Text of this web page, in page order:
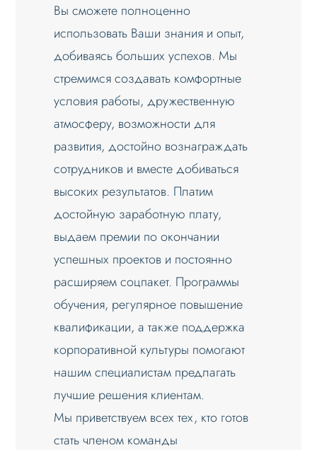
Вы сможете полноценно
использовать Ваши знания и опыт,
добиваясь больших успехов. Мы
стремимся создавать комфортные
условия работы, дружественную
атмосферу, возможности для
развития, достойно вознаграждать
сотрудников и вместе добиваться
высоких результатов. Платим
достойную заработную плату,
выдаем премии по окончании
успешных проектов и постоянно
расширяем соцпакет. Программы
обучения, регулярное повышение
квалификации, а также поддержка
корпоративной культуры помогают
нашим специалистам предлагать
лучшие решения клиентам.
Мы приветствуем всех тех, кто готов
стать членом команды